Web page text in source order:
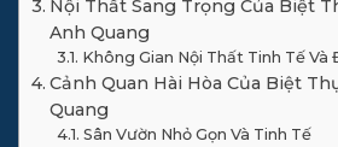
Nội Thất Sang Trọng Của Biệt
Anh Quang
Không Gian Nội Thất Tinh Tế Và
Cảnh Quan Hài Hòa Của Biệt
Quang
Sân Vườn Nhỏ Gọn Và Tinh Tế